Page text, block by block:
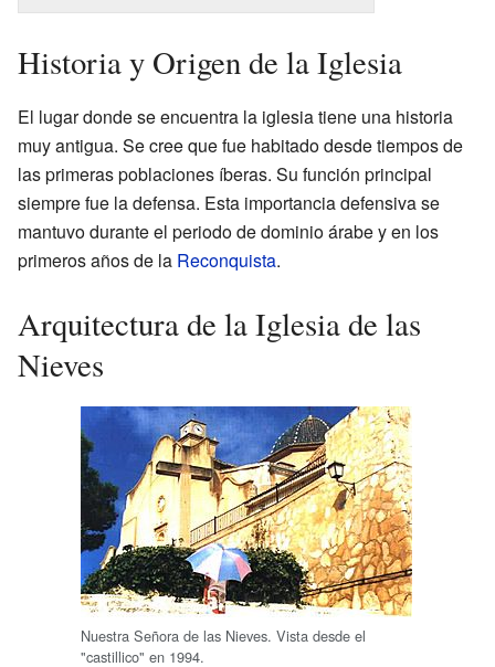
Historia y Origen de la Iglesia
El lugar donde se encuentra la iglesia tiene una historia
muy antigua. Se cree que fue habitado desde tiempos de
las primeras poblaciones íberas. Su función principal
siempre fue la defensa. Esta importancia defensiva se
mantuvo durante el periodo de dominio árabe y en los
primeros años de la Reconquista.
Arquitectura de la Iglesia de las
Nieves
Nuestra Señora de las Nieves. Vista desde el
"castillico" en 1994.